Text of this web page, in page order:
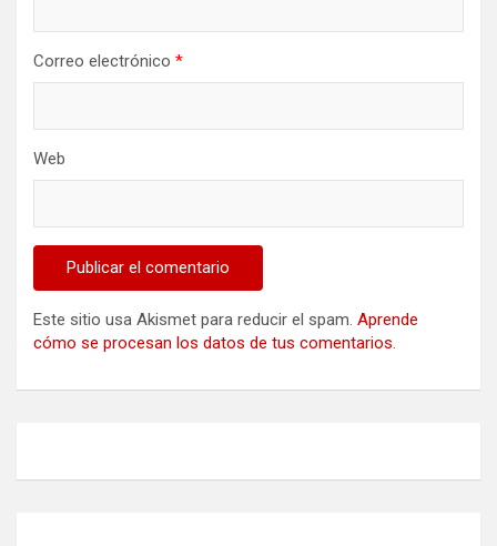
Correo electrónico *
Web
Este sitio usa Akismet para reducir el spam. Aprende
cómo se procesan los datos de tus comentarios.